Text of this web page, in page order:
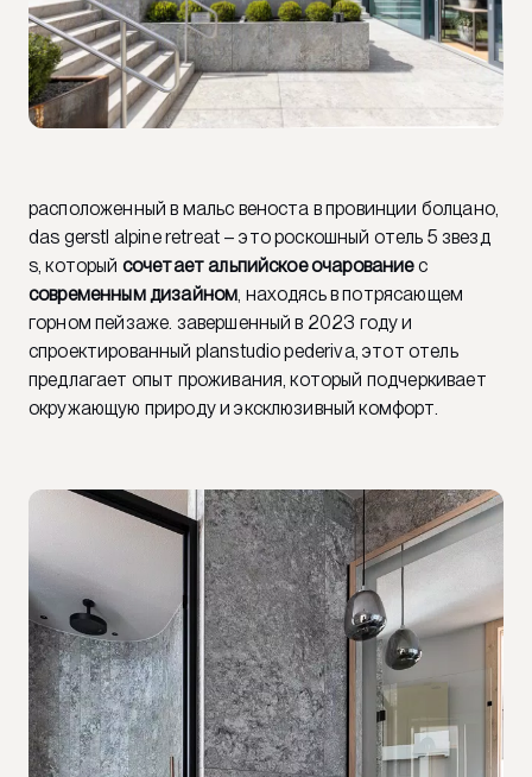
расположенный в мальс веноста в провинции болцано,
das gerstl alpine retreat – это роскошный отель 5 звезд
s, который сочетает альпийское очарованиес
современным дизайном, находясь в потрясающем
горном пейзаже. завершенный в 2023 году и
спроектированный planstudio pederiva, этот отель
предлагает опыт проживания, который подчеркивает
окружающую природу и эксклюзивный комфорт.